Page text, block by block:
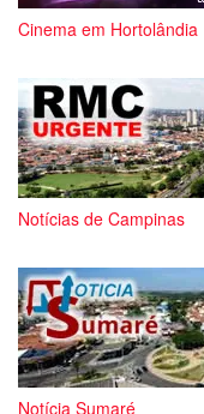
Cinema em Hortolândia
Notícias de Campinas
Notícia Sumaré